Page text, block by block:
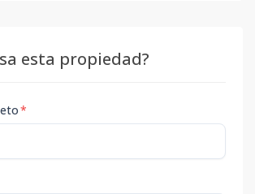
esta propiedad?
*